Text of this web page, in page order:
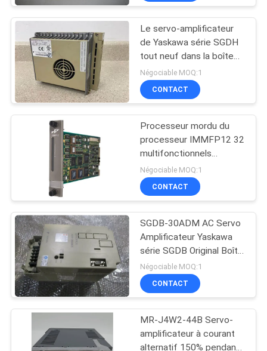
PROPOS
DE
NOUS
VISITE
D'USINE
CONTRÔLE
QUALITÉ
CONTACT
NOUVELLES
Commandes
industrielles de
servo
1712
amplificateur de
servo à C.A.
277
Encodeur de moteur
servo
Le servo-amplificateur
de Yaskawa série SGDH
tout neuf dans la boîte
originale
Négociable MOQ:1
CONTACT
Processeur mordu du
processeur IMMFP12 32
multifonctionnels
fonctionnant à 16
mégahertz
Négociable MOQ:1
CONTACT
SGDB-30ADM AC Servo
Amplificateur Yaskawa
série SGDB Original Boîte
tout neuf
Négociable MOQ:1
CONTACT
MR-J4W2-44B Servo-
amplificateur à courant
alternatif 150% pendant